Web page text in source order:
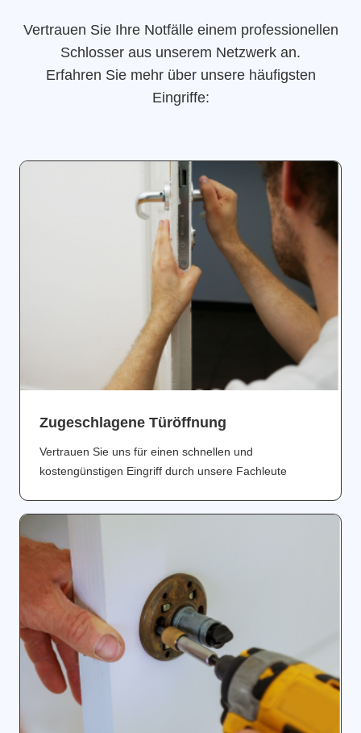
Vertrauen Sie Ihre Notfälle einem professionellen
Schlosser aus unserem Netzwerk an.
Erfahren Sie mehr über unsere häufigsten
Eingriffe:
Zugeschlagene Türöffnung
Vertrauen Sie uns für einen schnellen und
kostengünstigen Eingriff durch unsere Fachleute